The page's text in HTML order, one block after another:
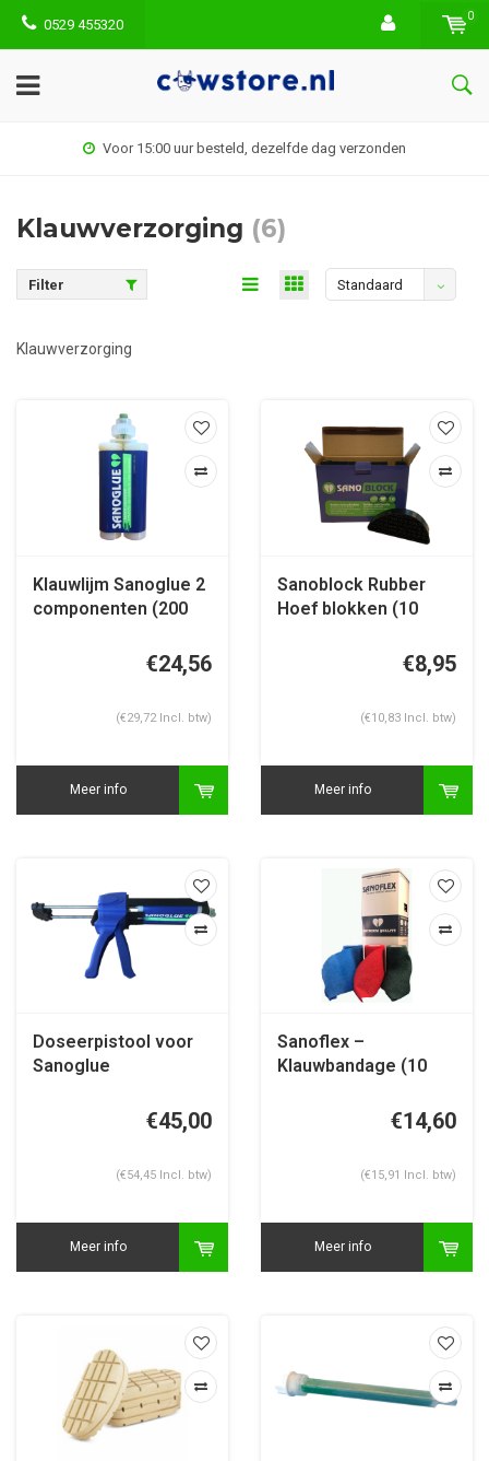
0529 455320
0
Voor 15:00 uur besteld, dezelfde dag verzonden
Klauwverzorging (6)
Filter Standaard
Klauwverzorging
Klauwlijm Sanoglue 2
componenten (200
€24,56
(€29,72 Incl. btw)
Meer info
Sanoblock Rubber
Hoef blokken (10
€8,95
(€10,83 Incl. btw)
Meer info
Doseerpistool voor
Sanoglue
€45,00
(€54,45 Incl. btw)
Meer info
Sanoflex –
Klauwbandage (10
€14,60
(€15,91 Incl. btw)
Meer info